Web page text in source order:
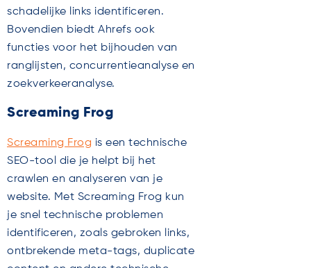
schadelijke links identificeren.
Bovendien biedt Ahrefs ook
functies voor het bijhouden van
ranglijsten, concurrentieanalyse en
zoekverkeeranalyse.
Screaming Frog
Screaming Frog is een technische
SEO-tool die je helpt bij het
crawlen en analyseren van je
website. Met Screaming Frog kun
je snel technische problemen
identificeren, zoals gebroken links,
ontbrekende meta-tags, duplicate